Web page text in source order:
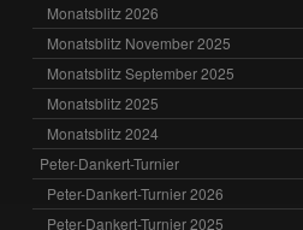
Monatsblitz 2026
Monatsblitz November 2025
Monatsblitz September 2025
Monatsblitz 2025
Monatsblitz 2024
Peter-Dankert-Turnier
Peter-Dankert-Turnier 2026
Peter-Dankert-Turnier 2025